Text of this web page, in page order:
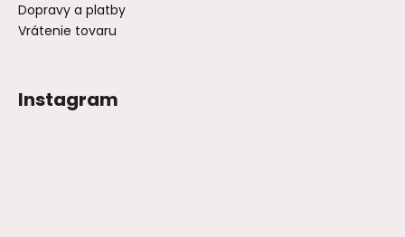
Dopravy a platby
Vrátenie tovaru
Instagram